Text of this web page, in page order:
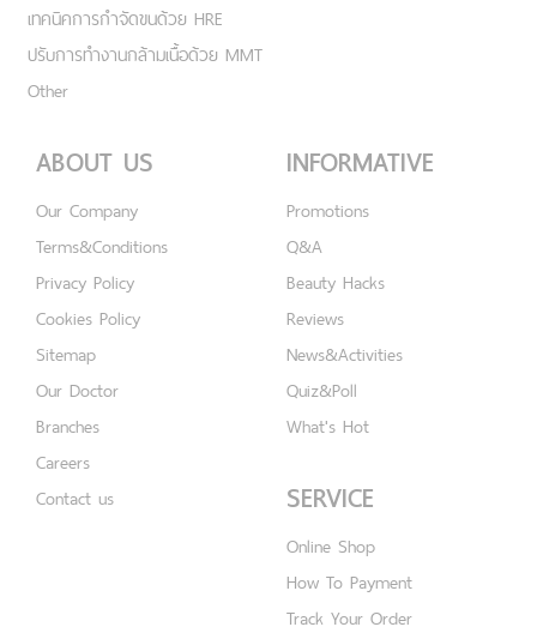
เทคนิคการกำจัดขนด้วย HRE
ปรับการทำงานกล้ามเนื้อด้วย MMT
Other
ABOUT US
Our Company
Terms&Conditions
Privacy Policy
Cookies Policy
Sitemap
Our Doctor
Branches
Careers
Contact us
INFORMATIVE
Promotions
Q&A
Beauty Hacks
Reviews
News&Activities
Quiz&Poll
What's Hot
SERVICE
Online Shop
How To Payment
Track Your Order